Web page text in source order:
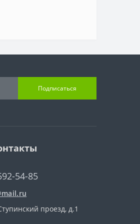
Подписаться
54-85
проезд, д.1